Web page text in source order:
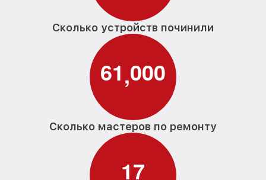
Сколько устройств починили
61,000
Сколько мастеров по ремонту
17